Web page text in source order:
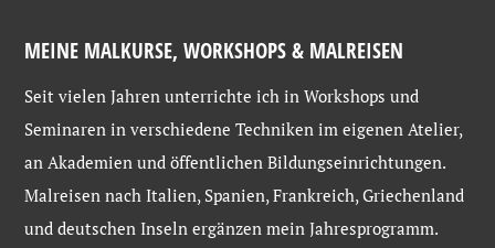
MEINE MALKURSE, WORKSHOPS & MALREISEN
Seit vielen Jahren unterrichte ich in Workshops und
Seminaren in verschiedene Techniken im eigenen Atelier,
an Akademien und öffentlichen Bildungseinrichtungen.
Malreisen nach Italien, Spanien, Frankreich, Griechenland
und deutschen Inseln ergänzen mein Jahresprogramm.